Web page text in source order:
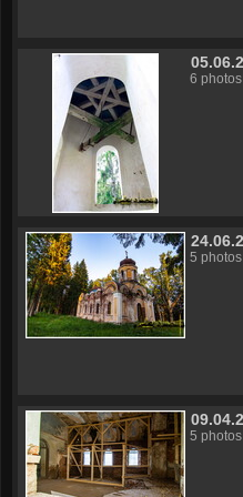
6 photos
5 photos
5 photos